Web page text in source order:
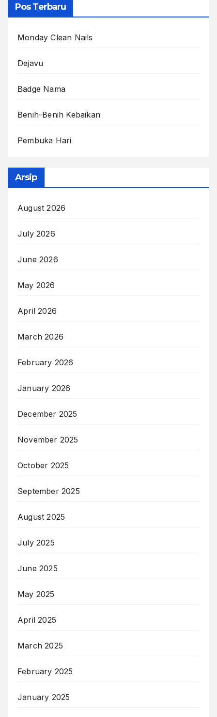
Pos Terbaru
Monday Clean Nails
Dejavu
Badge Nama
Benih-Benih Kebaikan
Pembuka Hari
Arsip
August 2026
July 2026
June 2026
May 2026
April 2026
March 2026
February 2026
January 2026
December 2025
November 2025
October 2025
September 2025
August 2025
July 2025
June 2025
May 2025
April 2025
March 2025
February 2025
January 2025